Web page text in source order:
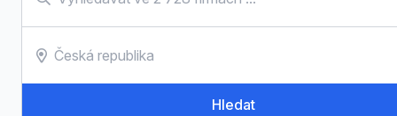
Hledat